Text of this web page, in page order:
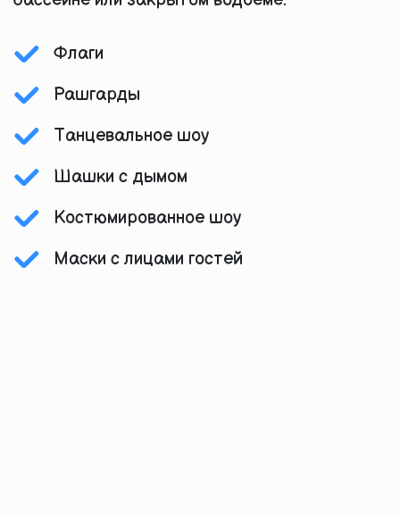
Флаги
Рашгарды
Танцевальное шоу
Шашки с дымом
Костюмированное шоу
Маски с лицами гостей